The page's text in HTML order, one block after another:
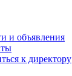
и объявления
к директору